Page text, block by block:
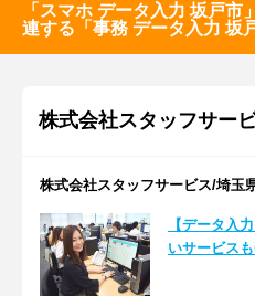
「スマホ データ入力 坂戸
連する「事務 データ入力 坂
株式会社スタッフサー
株式会社スタッフサービス/埼玉
【データ入
いサービス